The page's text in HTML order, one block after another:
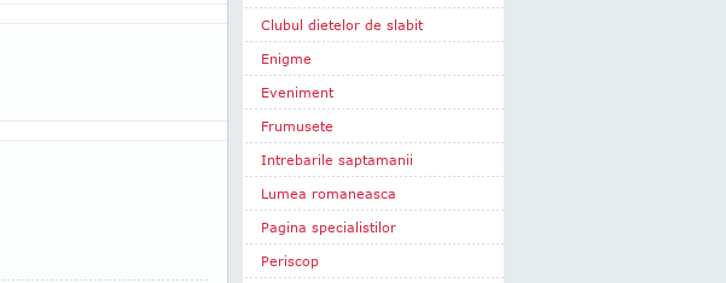
Clubul dietelor de slabit
Enigme
Eveniment
Frumusete
Intrebarile saptamanii
Lumea romaneasca
Pagina specialistilor
Periscop